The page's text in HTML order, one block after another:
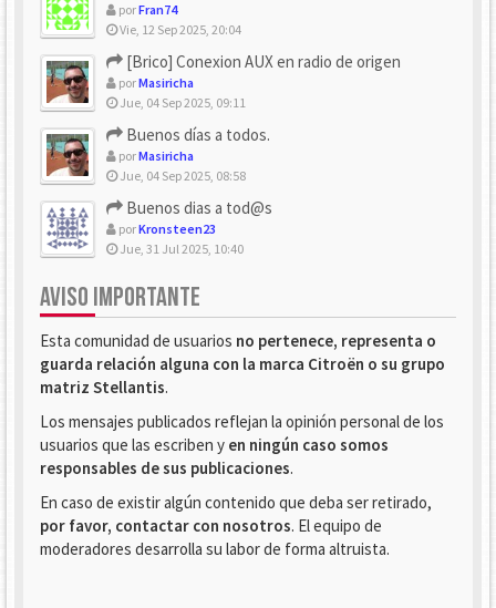
porFran74
Vie, 12 Sep 2025, 20:04
[Brico] Conexion AUX en radio de origen
porMasiricha
Jue, 04 Sep 2025, 09:11
Buenos días a todos.
porMasiricha
Jue, 04 Sep 2025, 08:58
Buenos dias a tod@s
porKronsteen23
Jue, 31 Jul 2025, 10:40
AVISO IMPORTANTE
Esta comunidad de usuarios no pertenece, representa o
guarda relación alguna con la marca Citroën o su grupo
matriz Stellantis.
Los mensajes publicados reflejan la opinión personal de los
usuarios que las escriben y en ningún caso somos
responsables de sus publicaciones.
En caso de existir algún contenido que deba ser retirado,
por favor, contactar con nosotros. El equipo de
moderadores desarrolla su labor de forma altruista.